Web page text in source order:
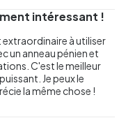
intéressant !
à utiliser
un anneau pénien et
C'est le meilleur
Je peux le
la même chose !